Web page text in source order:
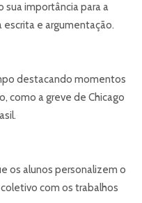
sua importância para a
e argumentação.
destacando momentos
como a greve de Chicago
os alunos personalizem o
com os trabalhos